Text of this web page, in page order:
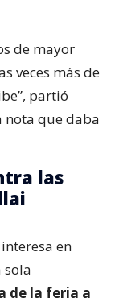
de mayor
veces más de
partió
nota que daba
las
en
sola
de la feria a